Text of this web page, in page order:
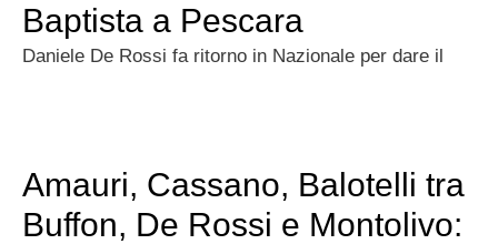
Baptista a Pescara
Daniele De Rossi fa ritorno in Nazionale per dare il
Amauri, Cassano, Balotelli tra
Buffon, De Rossi e Montolivo: